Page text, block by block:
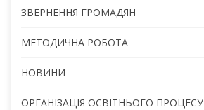
ЗВЕРНЕННЯ ГРОМАДЯН
МЕТОДИЧНА РОБОТА
НОВИНИ
ОРГАНІЗАЦІЯ ОСВІТНЬОГО ПРОЦЕСУ